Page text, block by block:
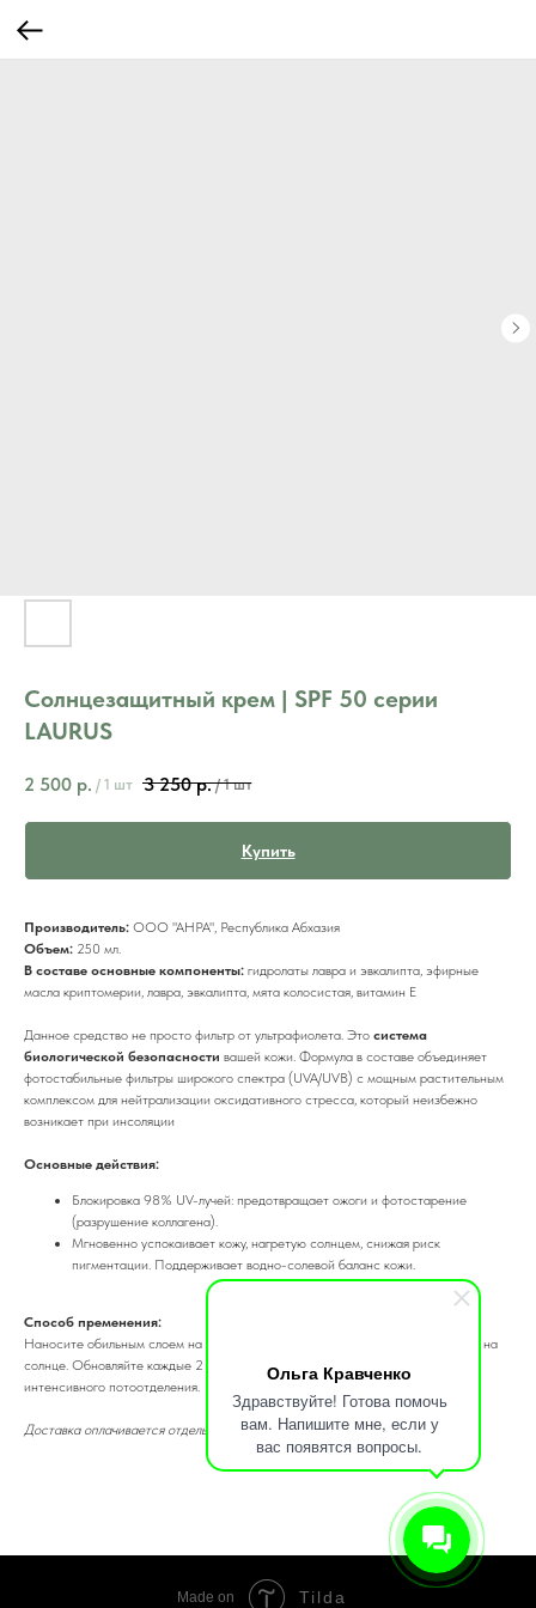
Ольга Кравченко
Здравствуйте! Готова помочь
вам. Напишите мне, если у
вас появятся вопросы.
Солнцезащитный крем | SPF 50 серии
LAURUS
2 500 р. / 1 шт 3 250 р. / 1 шт
Купить
Производитель: ООО "АНРА", Республика Абхазия
Объем: 250 мл.
В составе основные компоненты: гидролаты лавра и эвкалипта, эфирные
масла криптомерии, лавра, эвкалипта, мята колосистая, витамин Е
Данное средство не просто фильтр от ультрафиолета. Это система
биологической безопасности вашей кожи. Формула в составе объединяет
фотостабильные фильтры широкого спектра (UVA/UVB) с мощным растительным
комплексом для нейтрализации оксидативного стресса, который неизбежно
возникает при инсоляции
Основные действия:
Блокировка 98% UV-лучей: предотвращает ожоги и фотостарение
(разрушение коллагена).
Мгновенно успокаивает кожу, нагретую солнцем, снижая риск
пигментации. Поддерживает водно-солевой баланс кожи.
Способ пременения:
Наносите обильным слоем на сухую кожу лица и тела за 15 минут до выхода на
солнце. Обновляйте каждые 2 часа, а также сразу после купания или
интенсивного потоотделения.
Доставка оплачивается отдельно
Made on Tilda